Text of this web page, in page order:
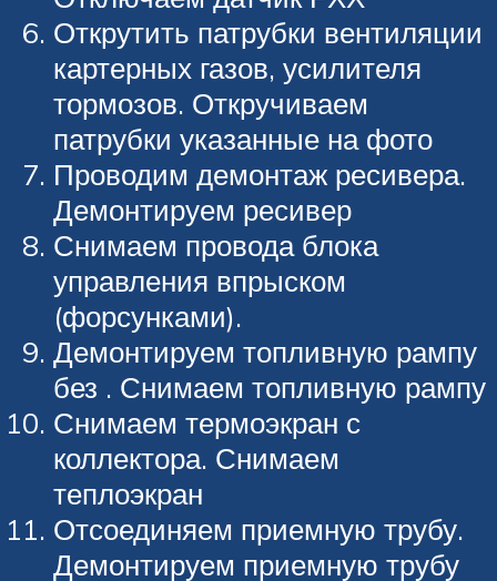
Открутить патрубки вентиляции
картерных газов, усилителя
тормозов. Откручиваем
патрубки указанные на фото
Проводим демонтаж ресивера.
Демонтируем ресивер
Снимаем провода блока
управления впрыском
(форсунками).
Демонтируем топливную рампу
без . Снимаем топливную рампу
Снимаем термоэкран с
коллектора. Снимаем
теплоэкран
Отсоединяем приемную трубу.
Демонтируем приемную трубу